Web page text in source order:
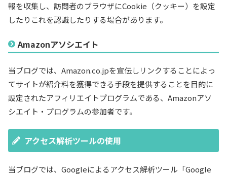
報を収集し、訪問者のブラウザにCookie（クッキー）を設定
したりこれを認識したりする場合があります。
Amazonアソシエイト
当ブログでは、Amazon.co.jpを宣伝しリンクすることによっ
てサイトが紹介料を獲得できる手段を提供することを目的に
設定されたアフィリエイトプログラムである、Amazonアソ
シエイト・プログラムの参加者です。
アクセス解析ツールの使用
当ブログでは、Googleによるアクセス解析ツール「Google